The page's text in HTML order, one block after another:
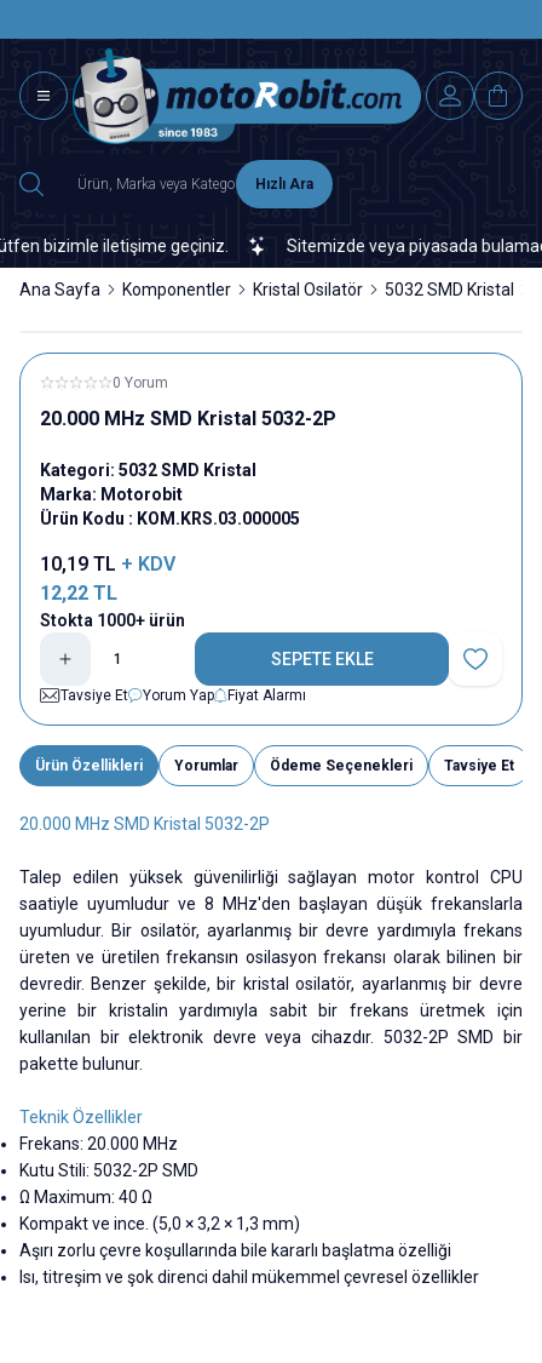
Hızlı Ara
bizimle iletişime geçiniz. Sitemizde veya piyasada
Ana Sayfa Komponentler Kristal Osilatör 5032 SMD Kristal
0 Yorum
20.000 MHz SMD Kristal 5032-2P
Kategori: 5032 SMD Kristal
Marka: Motorobit
Ürün Kodu : KOM.KRS.03.000005
10,19 TL + KDV
12,22 TL
Stokta 1000+ ürün
SEPETE EKLE
Favoriye
Tavsiye Et
Yorum Yap Fiyat Alarmı
Ürün Özellikleri Yorumlar Ödeme Seçenekleri Tavsiye Et
20.000 MHz SMD Kristal 5032-2P
Talep edilen yüksek güvenilirliği sağlayan motor kontrol CPU
saatiyle uyumludur ve 8 MHz'den başlayan düşük frekanslarla
uyumludur. Bir osilatör, ayarlanmış bir devre yardımıyla frekans
üreten ve üretilen frekansın osilasyon frekansı olarak bilinen bir
devredir. Benzer şekilde, bir kristal osilatör, ayarlanmış bir devre
yerine bir kristalin yardımıyla sabit bir frekans üretmek için
kullanılan bir elektronik devre veya cihazdır. 5032-2P SMD bir
pakette bulunur.
Teknik Özellikler
Frekans: 20.000 MHz
Kutu Stili: 5032-2P SMD
Ω Maximum: 40 Ω
Kompakt ve ince. (5,0 × 3,2 × 1,3 mm)
Aşırı zorlu çevre koşullarında bile kararlı başlatma özelliği
Isı, titreşim ve şok direnci dahil mükemmel çevresel özellikler